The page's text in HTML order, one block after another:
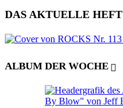
DAS AKTUELLE HEFT
ALBUM DER WOCHE